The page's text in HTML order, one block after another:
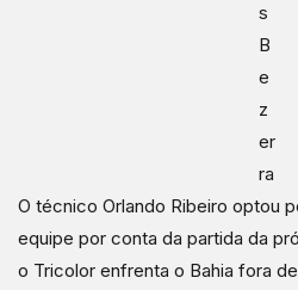
s
B
e
z
er
ra
O técnico Orlando Ribeiro optou
equipe por conta da partida da
o Tricolor enfrenta o Bahia fora